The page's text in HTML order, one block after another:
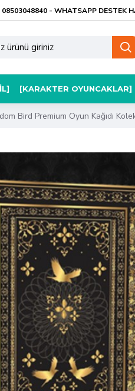
08503048840 - WHATSAPP DESTEK
[KARAKTER OYUNCAKLAR]
Bird Premium Oyun Kağıdı